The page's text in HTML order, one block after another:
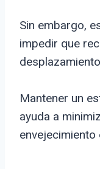
Sin embargo,
impedir que
Mantener un
ayuda a
envejecimiento